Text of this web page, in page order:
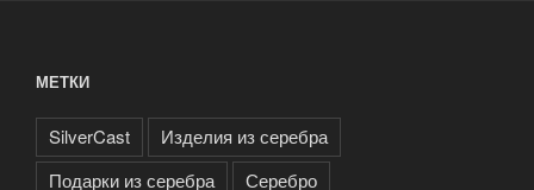
МЕТКИ
SilverCast
Изделия из серебра
Подарки из серебра
Серебро